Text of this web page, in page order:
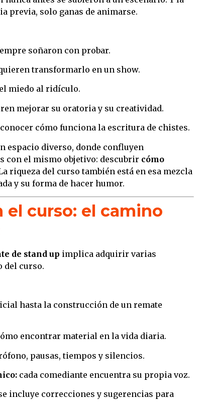
previa, solo ganas de animarse.
soñaron con probar.
transformarlo en un show.
miedo al ridículo.
mejorar su oratoria y su creatividad.
cómo funciona la escritura de chistes.
espacio diverso, donde confluyen
con el mismo objetivo: descubrir cómo
riqueza del curso también está en esa mezcla
y su forma de hacer humor.
el curso: el camino
de stand up implica adquirir varias
del curso.
hasta la construcción de un remate
encontrar material en la vida diaria.
pausas, tiempos y silencios.
cada comediante encuentra su propia voz.
incluye correcciones y sugerencias para